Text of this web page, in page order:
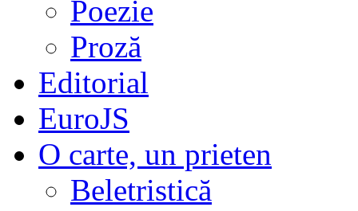
Poezie
Proză
Editorial
EuroJS
O carte, un prieten
Beletristică